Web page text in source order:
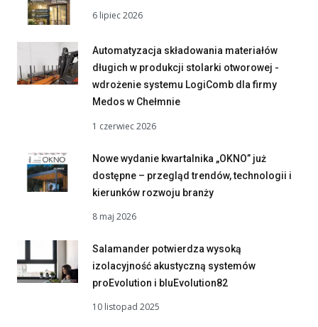
6 lipiec 2026
Automatyzacja składowania materiałów
długich w produkcji stolarki otworowej -
wdrożenie systemu LogiComb dla firmy
Medos w Chełmnie
1 czerwiec 2026
Nowe wydanie kwartalnika „OKNO” już
dostępne – przegląd trendów, technologii i
kierunków rozwoju branży
8 maj 2026
Salamander potwierdza wysoką
izolacyjność akustyczną systemów
proEvolution i bluEvolution82
10 listopad 2025